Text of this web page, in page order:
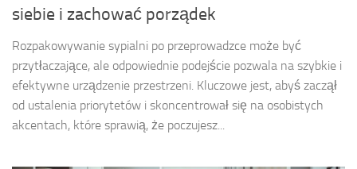
siebie i zachować porządek
Rozpakowywanie sypialni po przeprowadzce może być
przytłaczające, ale odpowiednie podejście pozwala na szybkie i
efektywne urządzenie przestrzeni. Kluczowe jest, abyś zaczął
od ustalenia priorytetów i skoncentrował się na osobistych
akcentach, które sprawią, że poczujesz...